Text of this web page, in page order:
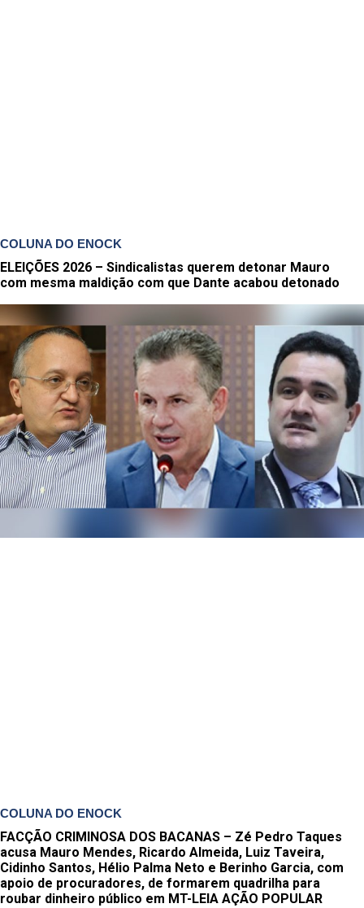
COLUNA DO ENOCK
ELEIÇÕES 2026 – Sindicalistas querem detonar Mauro
com mesma maldição com que Dante acabou detonado
COLUNA DO ENOCK
FACÇÃO CRIMINOSA DOS BACANAS – Zé Pedro Taques
acusa Mauro Mendes, Ricardo Almeida, Luiz Taveira,
Cidinho Santos, Hélio Palma Neto e Berinho Garcia, com
apoio de procuradores, de formarem quadrilha para
roubar dinheiro público em MT-LEIA AÇÃO POPULAR